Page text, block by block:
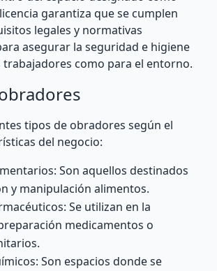
garantiza que se cumplen
legales y normativas
asegurar la seguridad e higiene
como para el entorno.
tipos de obradores según el
del negocio:
Son aquellos destinados
y manipulación alimentos.
Se utilizan en la
medicamentos o
Son espacios donde se